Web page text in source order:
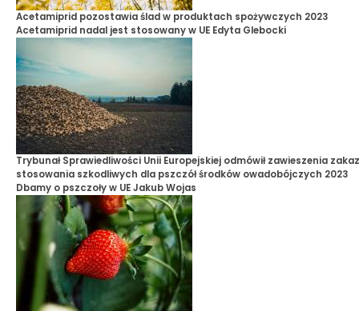
Acetamiprid pozostawia ślad w produktach spożywczych 2023
Acetamiprid nadal jest stosowany w UE Edyta Glebocki
Trybunał Sprawiedliwości Unii Europejskiej odmówił zawieszenia
stosowania szkodliwych dla pszczół środków owadobójczych 2023
Dbamy o pszczoły w UEJakub Wojas